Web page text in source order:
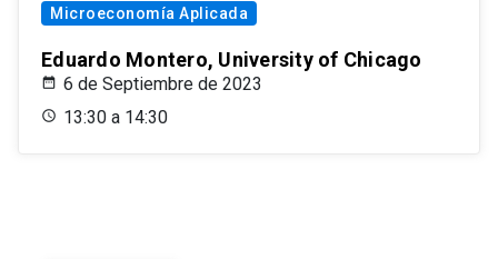
Microeconomía Aplicada
Eduardo Montero, University of Chicago
6 de Septiembre de 2023
13:30 a 14:30